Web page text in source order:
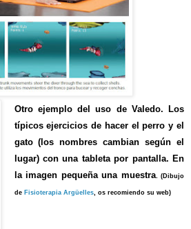
Otro ejemplo del uso de Valedo. Los
típicos ejercicios de hacer el perro y el
gato (los nombres cambian según el
lugar) con una tableta por pantalla. En
la imagen pequeña una muestra. (Dibujo
de Fisioterapia Argüelles, os recomiendo su web)